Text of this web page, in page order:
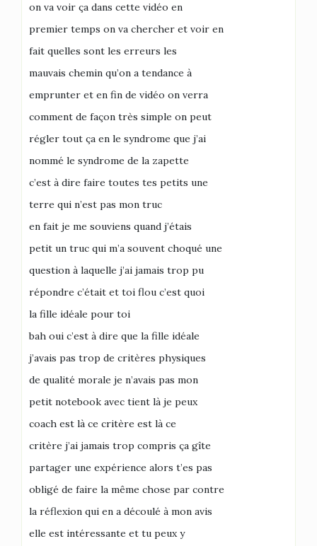
on va voir ça dans cette vidéo en
premier temps on va chercher et voir en
fait quelles sont les erreurs les
mauvais chemin qu’on a tendance à
emprunter et en fin de vidéo on verra
comment de façon très simple on peut
régler tout ça en le syndrome que j’ai
nommé le syndrome de la zapette
c’est à dire faire toutes tes petits une
terre qui n’est pas mon truc
en fait je me souviens quand j’étais
petit un truc qui m’a souvent choqué une
question à laquelle j’ai jamais trop pu
répondre c’était et toi flou c’est quoi
la fille idéale pour toi
bah oui c’est à dire que la fille idéale
j’avais pas trop de critères physiques
de qualité morale je n’avais pas mon
petit notebook avec tient là je peux
coach est là ce critère est là ce
critère j’ai jamais trop compris ça gîte
partager une expérience alors t’es pas
obligé de faire la même chose par contre
la réflexion qui en a découlé à mon avis
elle est intéressante et tu peux y